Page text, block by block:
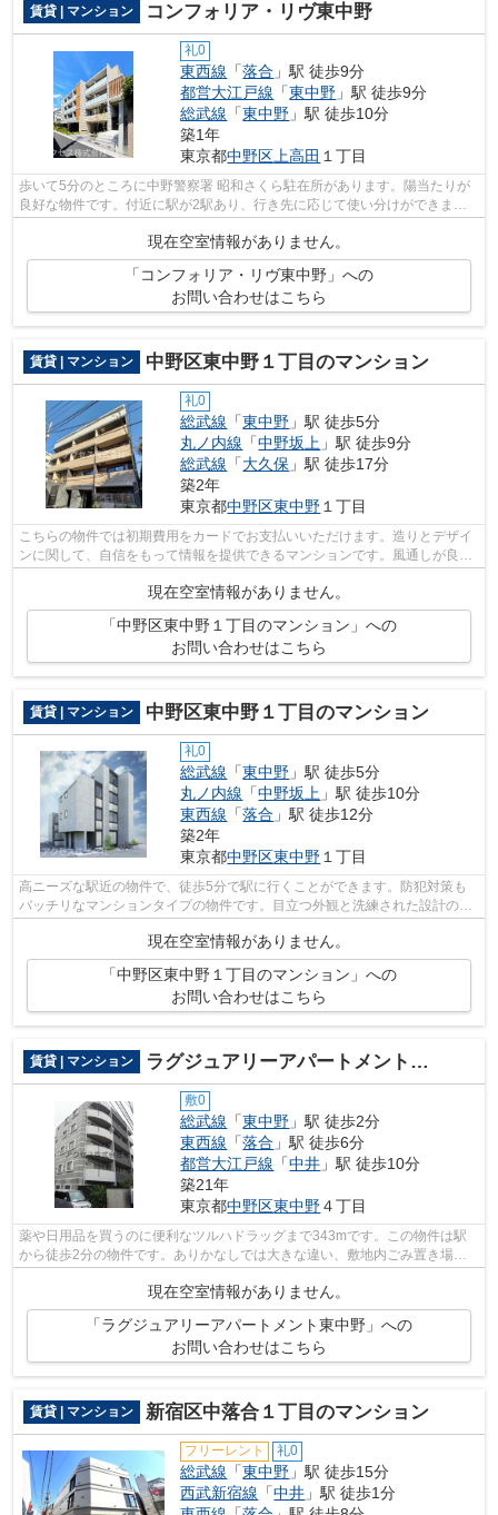
賃貸 | マンション コンフォリア・リヴ東中野
礼0
東西線 「落合 」駅 徒歩9分
都営大江戸線 「東中野 」駅 徒歩9分
総武線 「東中野 」駅 徒歩10分
築1年
東京都中野区上高田 １丁目
歩いて5分のところに中野警察署 昭和さくら駐在所があります。陽当たりが
良好な物件です。付近に駅が2駅あり、行き先に応じて使い分けができま
現在空室情報がありません。
「コンフォリア・リヴ東中野」への
お問い合わせはこちら
賃貸 | マンション 中野区東中野１丁目のマンション
礼0
総武線 「東中野 」駅 徒歩5分
丸ノ内線 「中野坂上 」駅 徒歩9分
総武線 「大久保 」駅 徒歩17分
築2年
東京都中野区東中野 １丁目
こちらの物件では初期費用をカードでお支払いいただけます。造りとデザイ
ンに関して、自信をもって情報を提供できるマンションです。風通しが良
現在空室情報がありません。
「中野区東中野１丁目のマンション」への
お問い合わせはこちら
賃貸 | マンション 中野区東中野１丁目のマンション
礼0
総武線 「東中野 」駅 徒歩5分
丸ノ内線 「中野坂上 」駅 徒歩10分
東西線 「落合 」駅 徒歩12分
築2年
東京都中野区東中野 １丁目
高ニーズな駅近の物件で、徒歩5分で駅に行くことができます。防犯対策も
バッチリなマンションタイプの物件です。目立つ外観と洗練された設計の内
装を持つデザイナーズ。5駅利用できる...
現在空室情報がありません。
「中野区東中野１丁目のマンション」への
お問い合わせはこちら
賃貸 | マンション ラグジュアリーアパートメント東中野
敷0
総武線 「東中野 」駅 徒歩2分
東西線 「落合 」駅 徒歩6分
都営大江戸線 「中井 」駅 徒歩10分
築21年
東京都中野区東中野４丁目
薬や日用品を買うのに便利なツルハドラッグまで343mです。この物件は駅
から徒歩2分の物件です。ありかなしでは大きな違い、敷地内ごみ置き場つ
現在空室情報がありません。
「ラグジュアリーアパートメント東中野」への
お問い合わせはこちら
賃貸 | マンション 新宿区中落合１丁目のマンション
フリーレント 礼0
総武線 「東中野 」駅 徒歩15分
西武新宿線 「中井 」駅 徒歩1分